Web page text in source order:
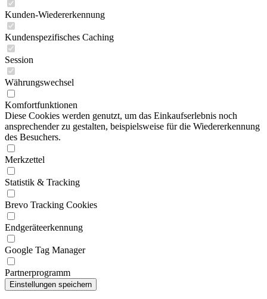
Kunden-Wiedererkennung
Kundenspezifisches Caching
Session
Währungswechsel
Komfortfunktionen
Diese Cookies werden genutzt, um das Einkaufserlebnis noch
ansprechender zu gestalten, beispielsweise für die Wiedererkennung
des Besuchers.
Merkzettel
Statistik & Tracking
Brevo Tracking Cookies
Endgeräteerkennung
Google Tag Manager
Partnerprogramm